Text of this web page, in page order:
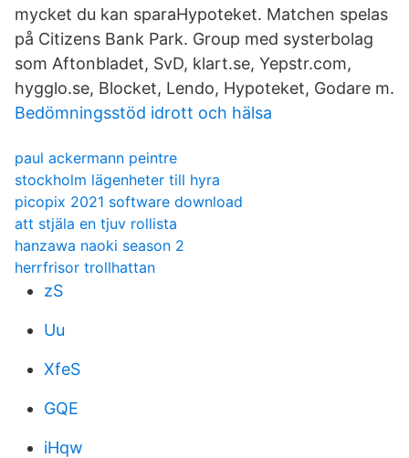
mycket du kan sparaHypoteket. Matchen spelas
på Citizens Bank Park. Group med systerbolag
som Aftonbladet, SvD, klart.se, Yepstr.com,
hygglo.se, Blocket, Lendo, Hypoteket, Godare m.
Bedömningsstöd idrott och hälsa
paul ackermann peintre
stockholm lägenheter till hyra
picopix 2021 software download
att stjäla en tjuv rollista
hanzawa naoki season 2
herrfrisor trollhattan
zS
Uu
XfeS
GQE
iHqw